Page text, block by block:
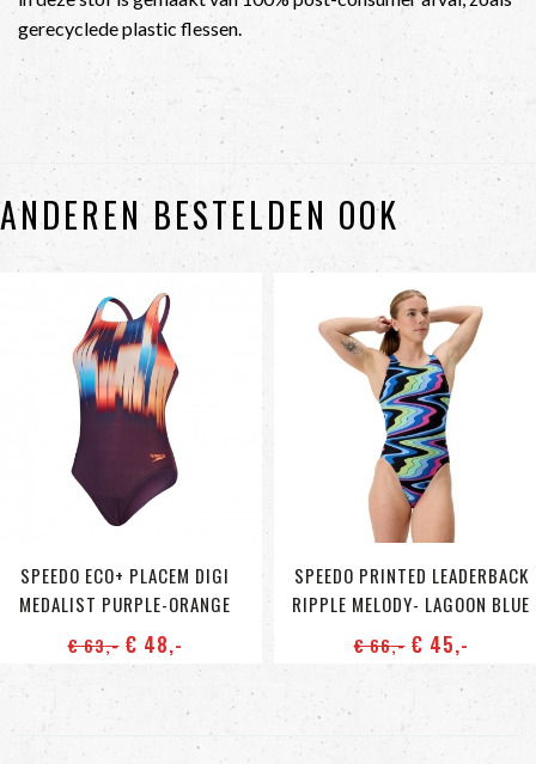
gerecyclede plastic flessen.
ANDEREN BESTELDEN OOK
SPEEDO ECO+ PLACEM DIGI
MEDALIST PURPLE-ORANGE
€ 63,-€ 48,-
SPEEDO PRINTED LEADERBACK
RIPPLE MELODY- LAGOON BLUE
€ 66,-€ 45,-